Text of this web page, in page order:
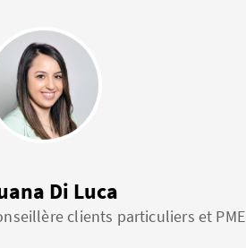
Di Luca
clients particuliers et PME